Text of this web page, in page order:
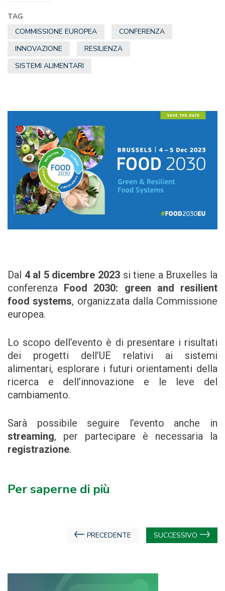
TAG
COMMISSIONE EUROPEA
CONFERENZA
INNOVAZIONE
RESILIENZA
SISTEMI ALIMENTARI
Dal 4 al 5 dicembre 2023 si tiene a Bruxelles la
conferenza Food 2030: green and resilient
food systems, organizzata dalla Commissione
europea.
Lo scopo dell’evento è di presentare i risultati
dei progetti dell’UE relativi ai sistemi
alimentari, esplorare i futuri orientamenti della
ricerca e dell’innovazione e le leve del
cambiamento.
Sarà possibile seguire l’evento anche in
streaming, per partecipare è necessaria la
registrazione.
Per saperne di più
Navigazione
PRECEDENTE SUCCESSIVO